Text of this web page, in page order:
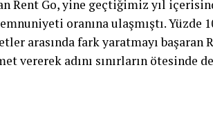
Rent Go, yine geçtiğimiz yıl
oranına ulaşmıştı.
arasında fark yaratmayı başaran
vererek adını sınırların ötesinde